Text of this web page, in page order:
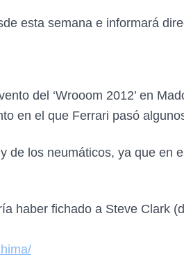
esta semana e informará
del ‘Wrooom 2012’ en
en el que Ferrari pasó
los neumáticos, ya que en
haber fichado a Steve Clark